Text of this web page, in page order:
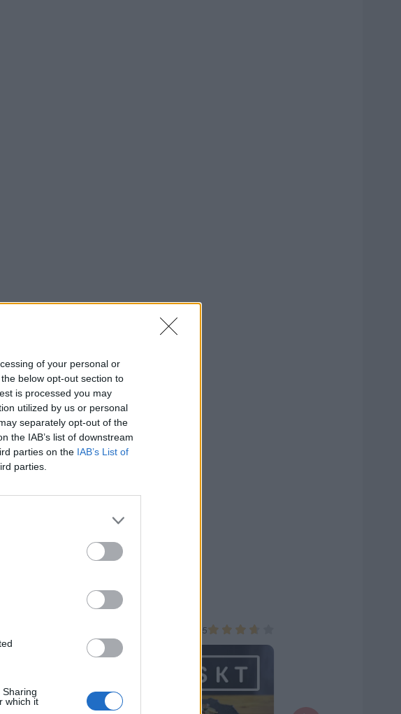
of your personal or
below opt-out section to
is processed you may
utilized by us or personal
separately opt-out of the
the IAB’s list of downstream
parties on the IAB’s List of
parties.
which it
gillar
0/5